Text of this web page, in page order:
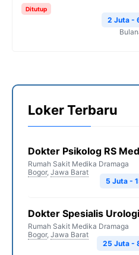
Ditutup
2 Juta -
Loker Terbaru
Dokter Psikolog RS
Rumah Sakit Medika Dramaga
Bogor, Jawa Barat
5 Juta -
Dokter Spesialis
Rumah Sakit Medika Dramaga
Bogor, Jawa Barat
25 Juta -